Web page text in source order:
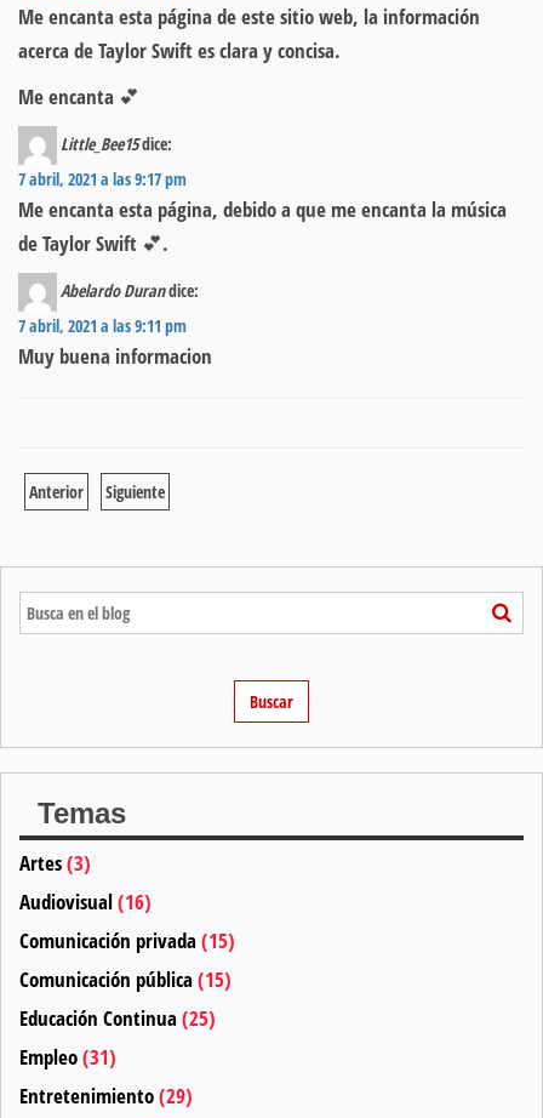
Me encanta esta página de este sitio web, la información
acerca de Taylor Swift es clara y concisa.
Me encanta 💕
Little_Bee15dice:
7 abril, 2021 a las 9:17 pm
Me encanta esta página, debido a que me encanta la música
de Taylor Swift 💕.
Abelardo Durandice:
7 abril, 2021 a las 9:11 pm
Muy buena informacion
Anterior Siguiente
Temas
Artes(3)
Audiovisual(16)
Comunicación privada(15)
Comunicación pública(15)
Educación Continua(25)
Empleo(31)
Entretenimiento(29)